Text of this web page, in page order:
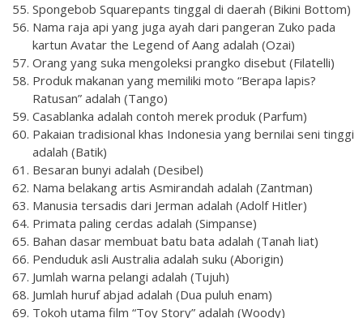
Spongebob Squarepants tinggal di daerah (Bikini Bottom)
Nama raja api yang juga ayah dari pangeran Zuko pada
kartun Avatar the Legend of Aang adalah (Ozai)
Orang yang suka mengoleksi prangko disebut (Filatelli)
Produk makanan yang memiliki moto “Berapa lapis?
Ratusan” adalah (Tango)
Casablanka adalah contoh merek produk (Parfum)
Pakaian tradisional khas Indonesia yang bernilai seni tinggi
adalah (Batik)
Besaran bunyi adalah (Desibel)
Nama belakang artis Asmirandah adalah (Zantman)
Manusia tersadis dari Jerman adalah (Adolf Hitler)
Primata paling cerdas adalah (Simpanse)
Bahan dasar membuat batu bata adalah (Tanah liat)
Penduduk asli Australia adalah suku (Aborigin)
Jumlah warna pelangi adalah (Tujuh)
Jumlah huruf abjad adalah (Dua puluh enam)
Tokoh utama film “Toy Story” adalah (Woody)